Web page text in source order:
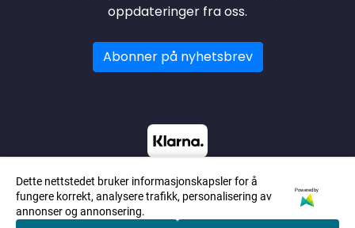
oppdateringer fra oss.
Abonner på nyhetsbrev
Dette nettstedet bruker informasjonskapsler for å
fungere korrekt, analysere trafikk, personalisering av
annonser og annonsering.
Powered by